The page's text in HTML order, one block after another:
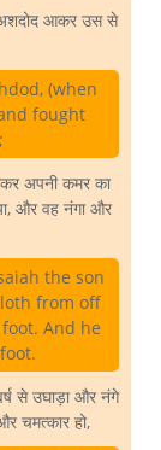
अशदोद आकर उस से
(when
fought
अपनी कमर का
और वह नंगा और
the son
from off
And he
से उघाड़ा और नंगे
चमत्कार हो,